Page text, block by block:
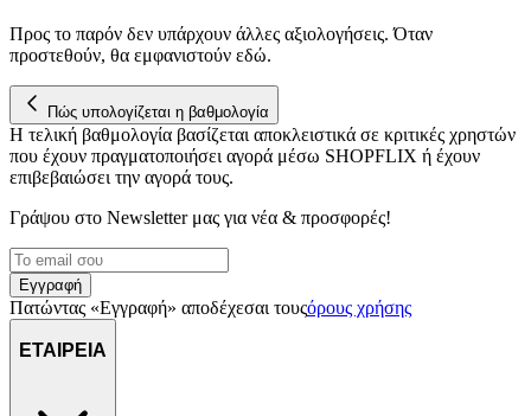
Προς το παρόν δεν υπάρχουν άλλες αξιολογήσεις. Όταν
προστεθούν, θα εμφανιστούν εδώ.
Πώς υπολογίζεται η βαθμολογία
Η τελική βαθμολογία βασίζεται αποκλειστικά σε κριτικές χρηστών
που έχουν πραγματοποιήσει αγορά μέσω SHOPFLIX ή έχουν
επιβεβαιώσει την αγορά τους.
Γράψου στο Νewsletter μας για νέα & προσφορές!
Εγγραφή
Πατώντας «Εγγραφή» αποδέχεσαι τουςόρους χρήσης
ΕΤΑΙΡΕΙΑ